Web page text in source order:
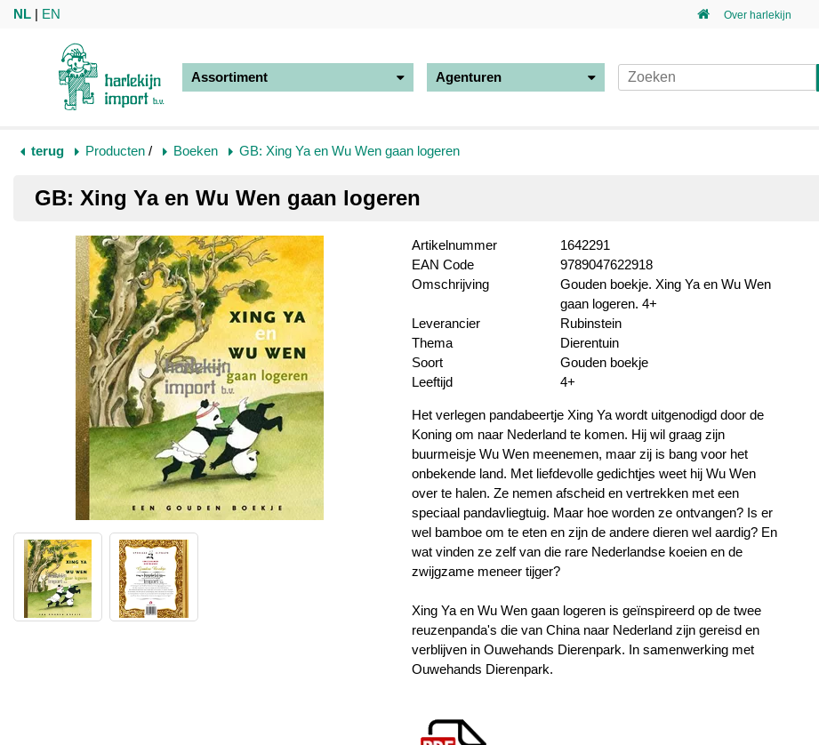
NL | EN Over harlekijn
Assortiment Agenturen
terug Producten / Boeken GB: Xing Ya en Wu Wen gaan logeren
GB: Xing Ya en Wu Wen gaan logeren
Artikelnummer
1642291
EAN Code
9789047622918
Omschrijving
Gouden boekje. Xing Ya en Wu Wen
gaan logeren. 4+
Leverancier
Rubinstein
Thema
Dierentuin
Soort
Gouden boekje
Leeftijd
4+
Het verlegen pandabeertje Xing Ya wordt uitgenodigd door de
Koning om naar Nederland te komen. Hij wil graag zijn
buurmeisje Wu Wen meenemen, maar zij is bang voor het
onbekende land. Met liefdevolle gedichtjes weet hij Wu Wen
over te halen. Ze nemen afscheid en vertrekken met een
speciaal pandavliegtuig. Maar hoe worden ze ontvangen? Is er
wel bamboe om te eten en zijn de andere dieren wel aardig? En
wat vinden ze zelf van die rare Nederlandse koeien en de
zwijgzame meneer tijger?
Xing Ya en Wu Wen gaan logeren is geïnspireerd op de twee
reuzenpanda's die van China naar Nederland zijn gereisd en
verblijven in Ouwehands Dierenpark. In samenwerking met
Ouwehands Dierenpark.